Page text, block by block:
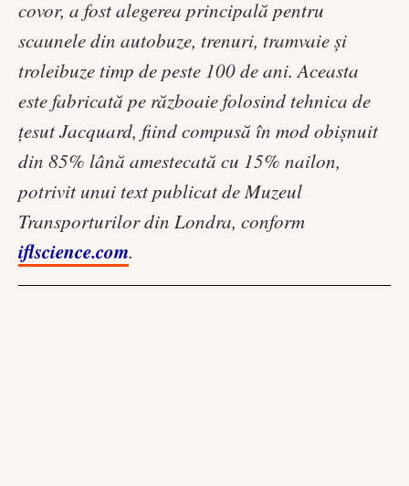
covor, a fost alegerea principală pentru
scaunele din autobuze, trenuri, tramvaie și
troleibuze timp de peste 100 de ani. Aceasta
este fabricată pe războaie folosind tehnica de
țesut Jacquard, fiind compusă în mod obișnuit
din 85% lână amestecată cu 15% nailon,
potrivit unui text publicat de Muzeul
Transporturilor din Londra, conform
iflscience.com.